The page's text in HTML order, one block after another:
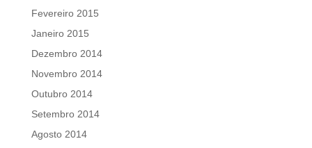
Fevereiro 2015
Janeiro 2015
Dezembro 2014
Novembro 2014
Outubro 2014
Setembro 2014
Agosto 2014